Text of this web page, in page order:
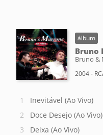
álbum
Bruno
Bruno &
2004 -
Inevitável (Ao Vivo)
Doce Desejo (Ao Vivo)
Deixa (Ao Vivo)